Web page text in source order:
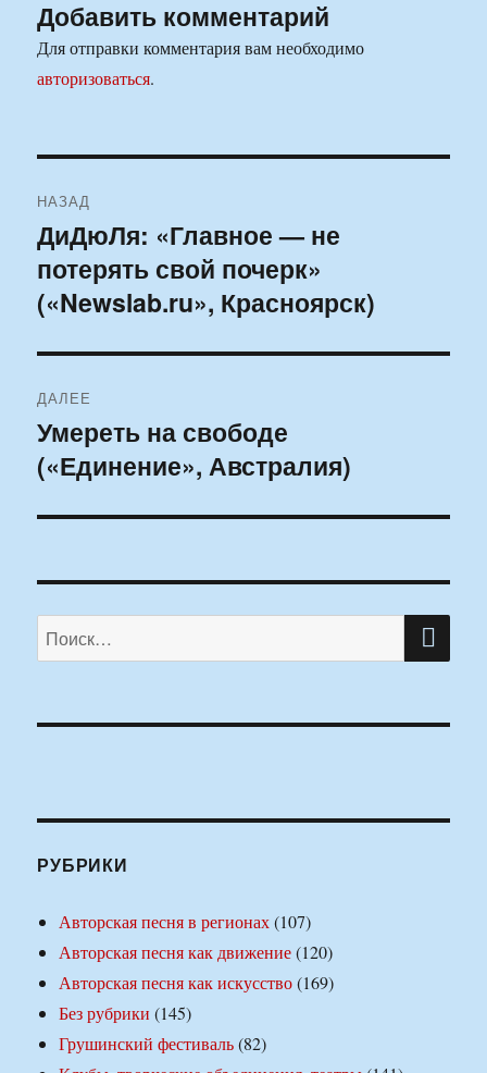
Добавить комментарий
Для отправки комментария вам необходимо
авторизоваться.
по
записям
НАЗАД
Предыдущая
запись:
ДиДюЛя: «Главное — не
потерять свой почерк»
(«Newslab.ru», Красноярск)
ДАЛЕЕ
Следующая
запись:
Умереть на свободе
(«Единение», Австралия)
Искать:
РУБРИКИ
Авторская песня в регионах(107)
Авторская песня как движение(120)
Авторская песня как искусство(169)
Без рубрики (145)
Грушинский фестиваль(82)